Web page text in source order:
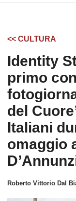
<< CULTURA
Identity
primo
del
Italiani
omaggio
Roberto Vittorio Dal